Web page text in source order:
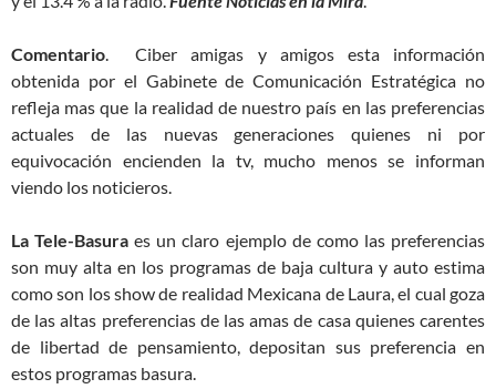
Comentario. Ciber amigas y amigos esta información
obtenida por el Gabinete de Comunicación Estratégica no
refleja mas que la realidad de nuestro país en las preferencias
actuales de las nuevas generaciones quienes ni por
equivocación encienden la tv, mucho menos se informan
viendo los noticieros.
La Tele-Basura es un claro ejemplo de como las preferencias
son muy alta en los programas de baja cultura y auto estima
como son los show de realidad Mexicana de Laura, el cual goza
de las altas preferencias de las amas de casa quienes carentes
de libertad de pensamiento, depositan sus preferencia en
estos programas basura.